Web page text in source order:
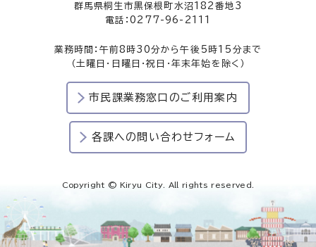
群馬県桐生市黒保根町水沼182番地3
電話：0277-96-2111
業務時間：午前8時30分から午後5時15分まで
（土曜日・日曜日・祝日・年末年始を除く）
市民課業務窓口のご利用案内
各課への問い合わせフォーム
Copyright © Kiryu City. All rights reserved.